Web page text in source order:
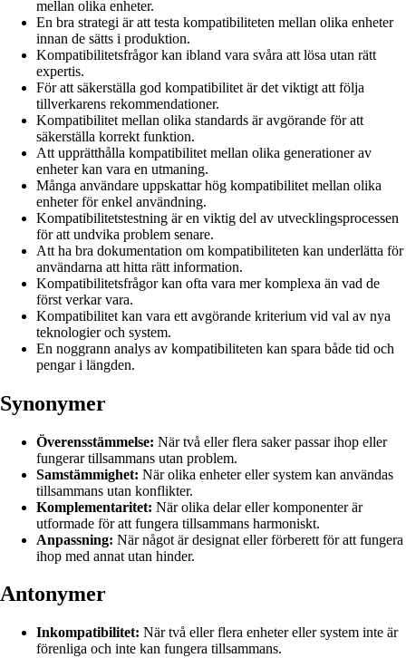
mellan olika enheter.
En bra strategi är att testa kompatibiliteten mellan olika enheter
innan de sätts i produktion.
Kompatibilitetsfrågor kan ibland vara svåra att lösa utan rätt
expertis.
För att säkerställa god kompatibilitet är det viktigt att följa
tillverkarens rekommendationer.
Kompatibilitet mellan olika standards är avgörande för att
säkerställa korrekt funktion.
Att upprätthålla kompatibilitet mellan olika generationer av
enheter kan vara en utmaning.
Många användare uppskattar hög kompatibilitet mellan olika
enheter för enkel användning.
Kompatibilitetstestning är en viktig del av utvecklingsprocessen
för att undvika problem senare.
Att ha bra dokumentation om kompatibiliteten kan underlätta för
användarna att hitta rätt information.
Kompatibilitetsfrågor kan ofta vara mer komplexa än vad de
först verkar vara.
Kompatibilitet kan vara ett avgörande kriterium vid val av nya
teknologier och system.
En noggrann analys av kompatibiliteten kan spara både tid och
pengar i längden.
Synonymer
Överensstämmelse: När två eller flera saker passar ihop eller
fungerar tillsammans utan problem.
Samstämmighet: När olika enheter eller system kan användas
tillsammans utan konflikter.
Komplementaritet: När olika delar eller komponenter är
utformade för att fungera tillsammans harmoniskt.
Anpassning: När något är designat eller förberett för att fungera
ihop med annat utan hinder.
Antonymer
Inkompatibilitet: När två eller flera enheter eller system inte är
förenliga och inte kan fungera tillsammans.